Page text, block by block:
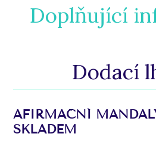
Doplňující
Dodací
AFIRMAČNÍ
SKLADEM